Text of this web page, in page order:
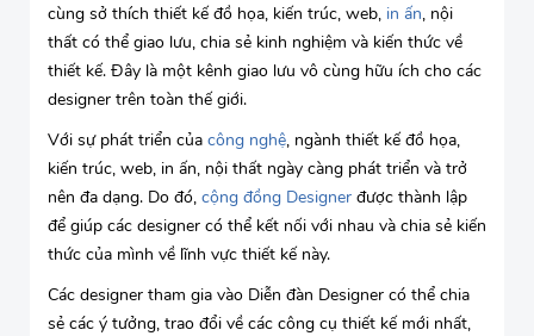
cùng sở thích thiết kế đồ họa, kiến trúc, web, in ấn, nội
thất có thể giao lưu, chia sẻ kinh nghiệm và kiến thức về
thiết kế. Đây là một kênh giao lưu vô cùng hữu ích cho các
designer trên toàn thế giới.
Với sự phát triển của công nghệ, ngành thiết kế đồ họa,
kiến trúc, web, in ấn, nội thất ngày càng phát triển và trở
nên đa dạng. Do đó, cộng đồng Designer được thành lập
để giúp các designer có thể kết nối với nhau và chia sẻ kiến
thức của mình về lĩnh vực thiết kế này.
Các designer tham gia vào Diễn đàn Designer có thể chia
sẻ các ý tưởng, trao đổi về các công cụ thiết kế mới nhất,